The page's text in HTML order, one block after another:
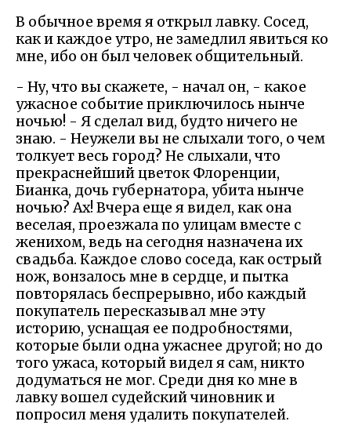
В обычное время я открыл лавку. Сосед,
как и каждое утро, не замедлил явиться ко
мне, ибо он был человек общительный.
- Ну, что вы скажете, - начал он, - какое
ужасное событие приключилось нынче
ночью! - Я сделал вид, будто ничего не
знаю. - Неужели вы не слыхали того, о чем
толкует весь город? Не слыхали, что
прекраснейший цветок Флоренции,
Бианка, дочь губернатора, убита нынче
ночью? Ах! Вчера еще я видел, как она
веселая, проезжала по улицам вместе с
женихом, ведь на сегодня назначена их
свадьба. Каждое слово соседа, как острый
нож, вонзалось мне в сердце, и пытка
повторялась беспрерывно, ибо каждый
покупатель пересказывал мне эту
историю, уснащая ее подробностями,
которые были одна ужаснее другой; но до
того ужаса, который видел я сам, никто
додуматься не мог. Среди дня ко мне в
лавку вошел судейский чиновник и
попросил меня удалить покупателей.